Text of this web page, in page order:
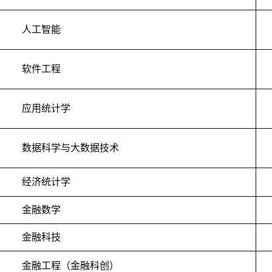
人工智能
软件工程
应用统计学
数据科学与大数据技术
经济统计学
金融数学
金融科技
金融工程（金融科创）